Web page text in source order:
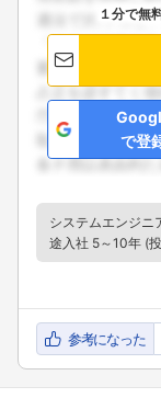
１分で無
で登
システムエンジニ
途入社 5～10年 (
参考になった